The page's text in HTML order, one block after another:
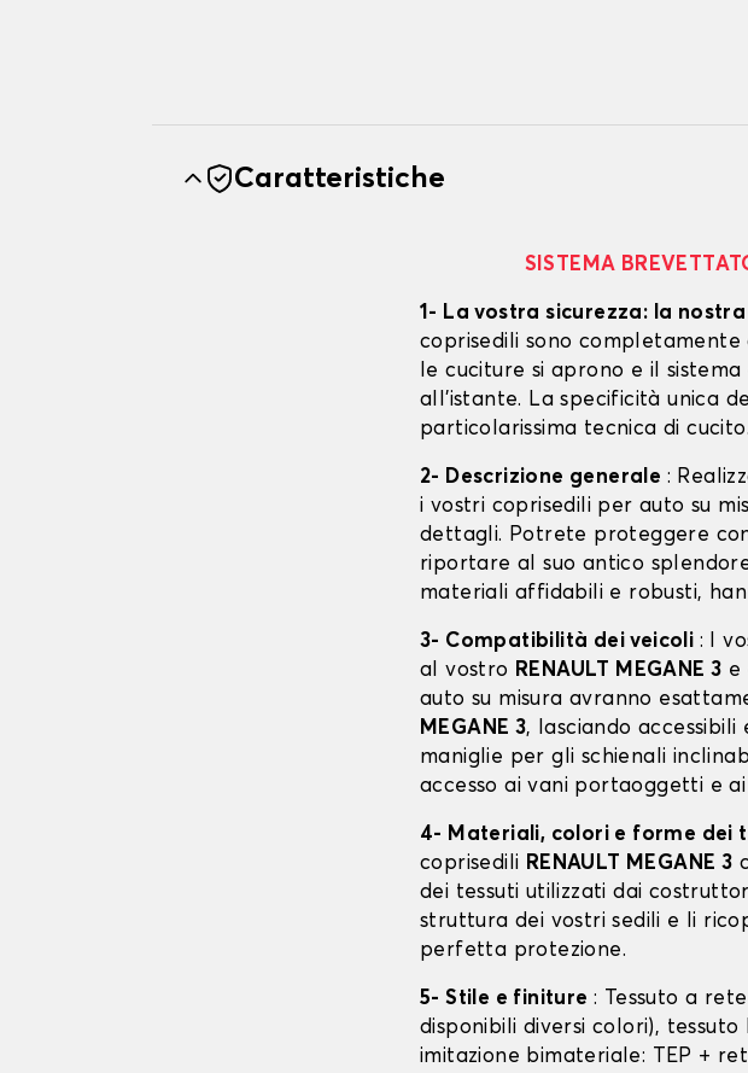
Caratteristiche
SISTEMA
1- La vostra sicurezza: la
coprisedili sono
le cuciture si aprono e il
all'istante. La specificità unica
particolarissima tecnica di cucito.
2- Descrizione generale :
i vostri coprisedili per auto su
dettagli. Potrete proteggere
riportare al suo antico
materiali affidabili e robusti,
3- Compatibilità dei veicoli : I
al vostro RENAULT MEGANE 3 e
auto su misura avranno
MEGANE 3, lasciando
maniglie per gli schienali
accesso ai vani portaoggetti e
4- Materiali, colori e forme dei
coprisedili RENAULT MEGANE 3
dei tessuti utilizzati dai
struttura dei vostri sedili e li
perfetta protezione.
5- Stile e finiture : Tessuto a
disponibili diversi colori),
imitazione bimateriale: TEP +